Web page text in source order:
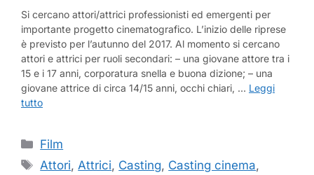
Si cercano attori/attrici professionisti ed emergenti per
importante progetto cinematografico. L’inizio delle riprese
è previsto per l’autunno del 2017. Al momento si cercano
attori e attrici per ruoli secondari: – una giovane attore tra i
15 e i 17 anni, corporatura snella e buona dizione; – una
giovane attrice di circa 14/15 anni, occhi chiari, … Leggi
tutto
Categorie
Film
Tag
Attori,Attrici, Casting, Casting cinema,